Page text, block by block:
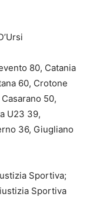
80, Catania
60, Crotone
50,
U23 39,
36, Giugliano
Sportiva;
Sportiva